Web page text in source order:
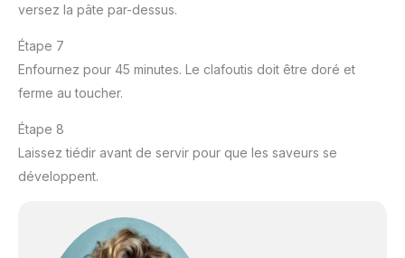
versez la pâte par-dessus.
Étape 7
Enfournez pour 45 minutes. Le clafoutis doit être doré et
ferme au toucher.
Étape 8
Laissez tiédir avant de servir pour que les saveurs se
développent.